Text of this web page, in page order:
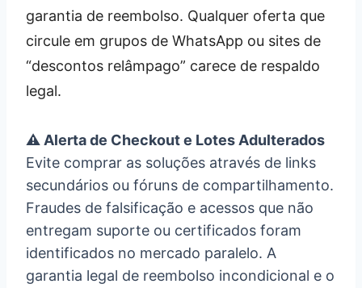
garantia de reembolso. Qualquer oferta que
circule em grupos de WhatsApp ou sites de
“descontos relâmpago” carece de respaldo
legal.
⚠️ Alerta de Checkout e Lotes Adulterados
Evite comprar as soluções através de links
secundários ou fóruns de compartilhamento.
Fraudes de falsificação e acessos que não
entregam suporte ou certificados foram
identificados no mercado paralelo. A
garantia legal de reembolso incondicional e o